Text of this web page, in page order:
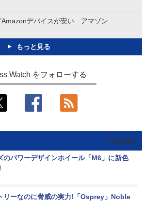
Amazonデバイスが安い アマゾン
もっと見る
Watch をフォローする
のパワーデザインホイール「M6」に新色
リーなのに脅威の実力!「Osprey」Noble